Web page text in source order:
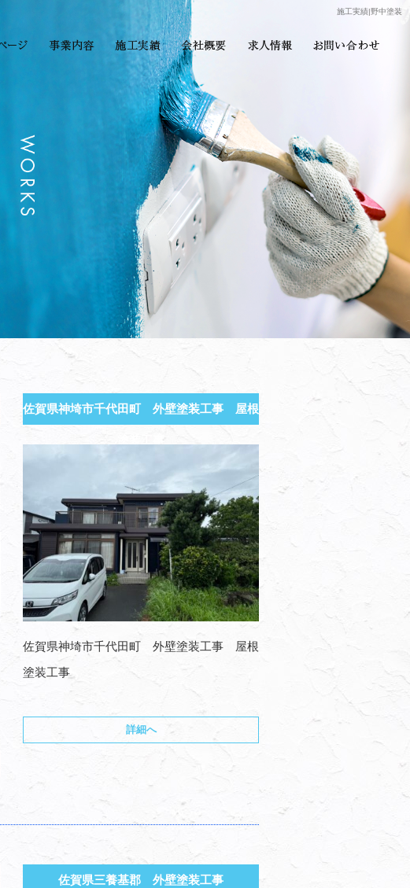
施工実績|野中塗装
佐賀県神埼市千代田町 外壁塗装工事 屋根
塗装工事
佐賀県神埼市千代田町 外壁塗装工事 屋根
塗装工事
詳細へ
佐賀県三養基郡 外壁塗装工事